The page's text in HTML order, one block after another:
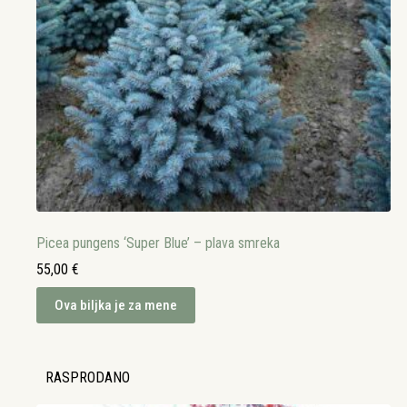
Picea pungens ‘Super Blue’ – plava smreka
55,00 €
Ova biljka je za mene
RASPRODANO